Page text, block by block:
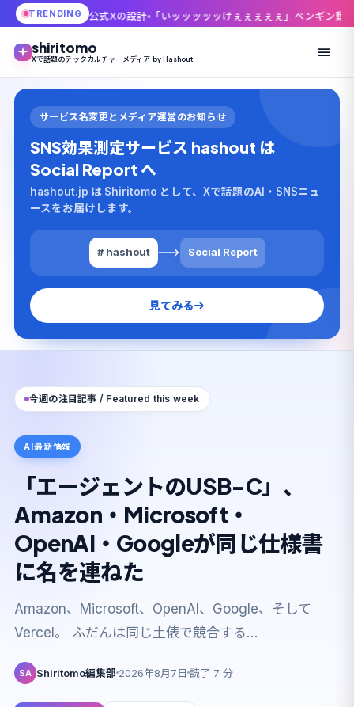
TRENDING
公式Xの設計 「いッッッッッけぇぇぇぇぇ」ペンギン動画はなぜ761万イ
shiritomo
Xで話題のテックカルチャーメディア by Hashout
サービス名変更とメディア運営のお知らせ
SNS効果測定サービス hashout は
Social Report へ
hashout.jp は Shiritomo として、Xで話題のAI・SNSニュ
ースをお届けします。
# hashout Social Report
見てみる
今週の注目記事 / Featured this week
AI最新情報
「エージェントのUSB-C」、
Amazon・Microsoft・
OpenAI・Googleが同じ仕様書
に名を連ねた
Amazon、Microsoft、OpenAI、Google、そして
Vercel。 ふだんは同じ土俵で競合する…
SA Shiritomo編集部 2026年8月7日 読了 7 分